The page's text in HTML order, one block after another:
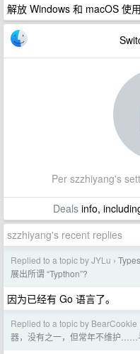
解放 Windows 和 macOS 使
Per szzhiyang's
Dealsinfo,
szzhiyang's recent replies
Replied to a topic by JYLu ›
展出所谓 “Typthon”?
因为已经有 Go 语言了。
Replied to a topic by BearCookie
器，没有之一，但常年不维护……